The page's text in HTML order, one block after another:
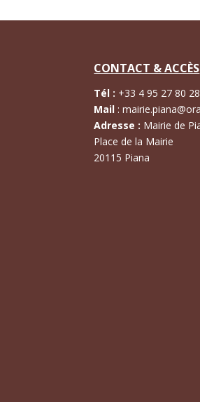
CONTACT & ACCÈS
Tél : +33 4 95 27 80 28
Mail :
Adresse : Mairie de
Place de la Mairie
20115 Piana